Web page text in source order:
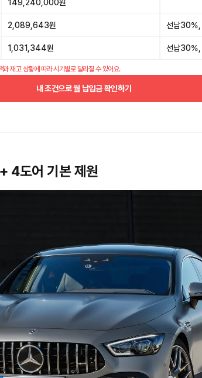
149,240,000원
2,089,643원 선납30%,
1,031,344원 선납30%,
재고 상황에 따라 시기별로 달라질 수 있어요.
내 조건으로 월 납입금 확인하기
도어 기본 제원